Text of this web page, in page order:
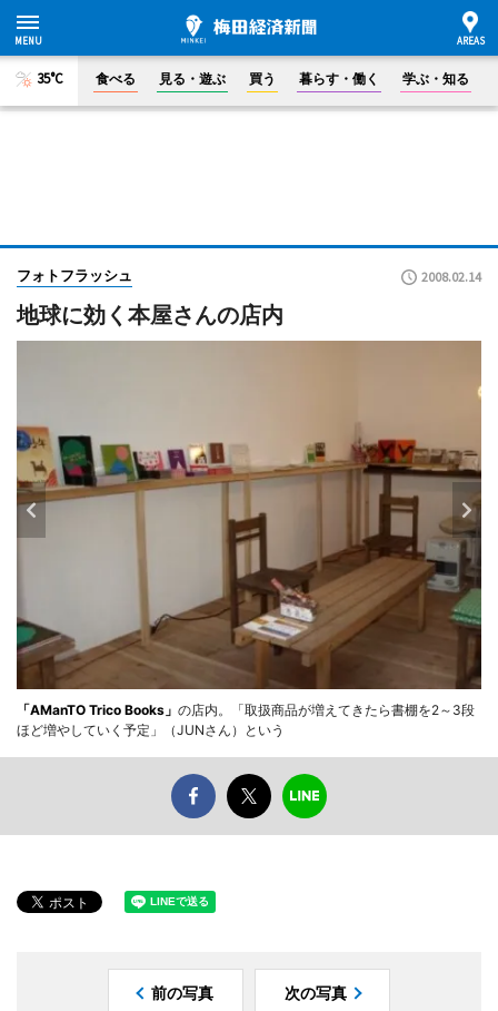
35°C 食べる 見る・遊ぶ 買う 暮らす・働く 学ぶ・知る
フォトフラッシュ 2008.02.14
地球に効く本屋さんの店内
「AManTO Trico Books」 の店内。「取扱商品が増えてきたら書棚を2～3段
ほど増やしていく予定」（JUNさん）という
前の写真 次の写真